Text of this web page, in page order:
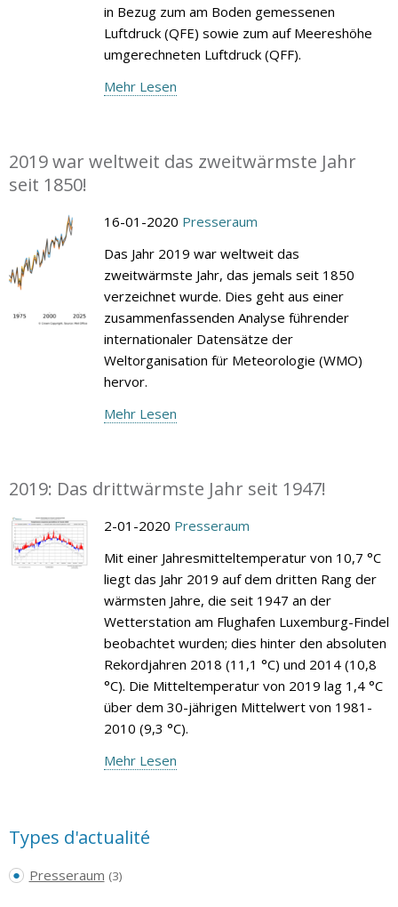
in Bezug zum am Boden gemessenen
Luftdruck (QFE) sowie zum auf Meereshöhe
umgerechneten Luftdruck (QFF).
Mehr Lesen
2019 war weltweit das zweitwärmste Jahr
seit 1850!
16-01-2020 Presseraum
Das Jahr 2019 war weltweit das
zweitwärmste Jahr, das jemals seit 1850
verzeichnet wurde. Dies geht aus einer
zusammenfassenden Analyse führender
internationaler Datensätze der
Weltorganisation für Meteorologie (WMO)
hervor.
Mehr Lesen
2019: Das drittwärmste Jahr seit 1947!
2-01-2020 Presseraum
Mit einer Jahresmitteltemperatur von 10,7 °C
liegt das Jahr 2019 auf dem dritten Rang der
wärmsten Jahre, die seit 1947 an der
Wetterstation am Flughafen Luxemburg-Findel
beobachtet wurden; dies hinter den absoluten
Rekordjahren 2018 (11,1 °C) und 2014 (10,8
°C). Die Mitteltemperatur von 2019 lag 1,4 °C
über dem 30-jährigen Mittelwert von 1981-
2010 (9,3 °C).
Mehr Lesen
Types d'actualité
Presseraum (3)